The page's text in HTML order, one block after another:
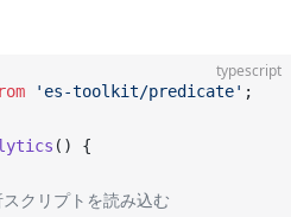
typescript
'es-toolkit/predicate' ;
() {
クリプトを読み込む